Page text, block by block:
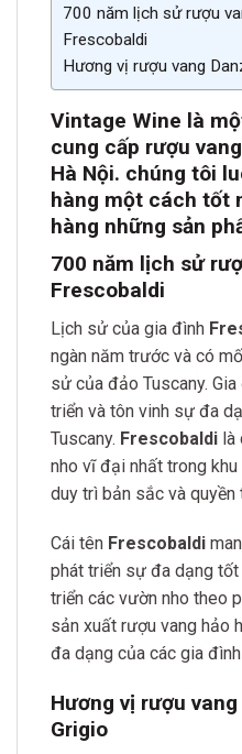
700 năm lịch sử rượu
Frescobaldi
Hương vị rượu vang
Vintage Wine là
cung cấp rượu
Hà Nội. chúng tôi
hàng một cách tốt
hàng những sản
700 năm lịch sử
Frescobaldi
Lịch sử của gia đình
ngàn năm trước và có
sử của đảo Tuscany.
triển và tôn vinh sự đa
Tuscany. Frescobaldi là
nho vĩ đại nhất trong
duy trì bản sắc và
Cái tên Frescobaldi
phát triển sự đa dạng tốt
triển các vườn nho theo
sản xuất rượu vang hảo
đa dạng của các gia
Hương vị rượu
Grigio